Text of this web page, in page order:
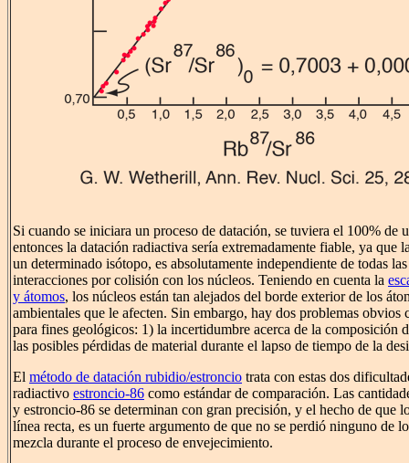
Si cuando se iniciara un proceso de datación, se tuviera el 100% de
entonces la datación radiactiva sería extremadamente fiable, ya que
un determinado isótopo, es absolutamente independiente de todas
interacciones por colisión con los núcleos. Teniendo en cuenta la
y átomos, los núcleos están tan alejados del borde exterior de los
ambientales que le afecten. Sin embargo, hay dos problemas obvios
para fines geológicos: 1) la incertidumbre acerca de la composición
las posibles pérdidas de material durante el lapso de tiempo de la
El método de datación rubidio/estroncio trata con estas dos
radiactivo estroncio-86 como estándar de comparación. Las
y estroncio-86 se determinan con gran precisión, y el hecho de que
línea recta, es un fuerte argumento de que no se perdió ninguno de
mezcla durante el proceso de envejecimiento.